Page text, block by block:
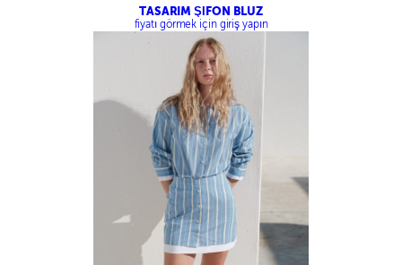
TASARIM ŞİFON BLUZ
fiyatı görmek için giriş yapın